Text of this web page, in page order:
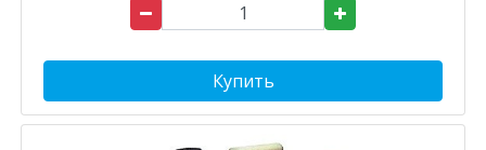
Купить